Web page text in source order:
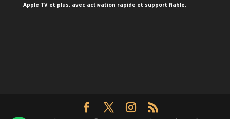
Apple TV et plus, avec activation rapide et support fiable.